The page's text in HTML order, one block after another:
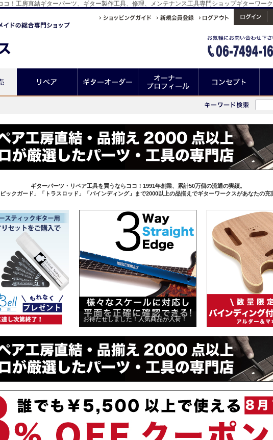
！工房直結ギターパーツ、ギター製作工具、修理、メンテナンス工具専門ショップギターワー
ギターパーツ・リペア工具を買うならココ！1991年創業、累計50万個の流通の実績。
ックガード」「トラスロッド」「バインディング」まで2000以上の品揃えでギターワークスがあなたの充
お待たせしました！人気商品が入荷！